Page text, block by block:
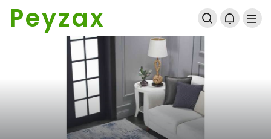
Peyzax